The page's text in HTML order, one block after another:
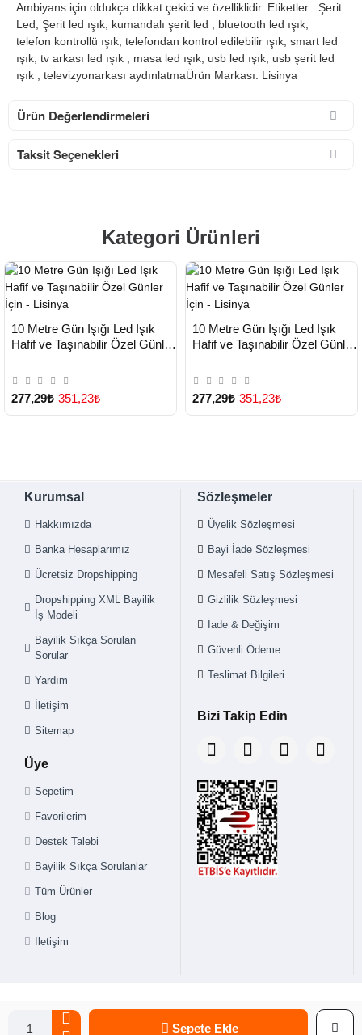
Sepete Ekle
Ambiyans için oldukça dikkat çekici ve özelliklidir. Etiketler : Şerit
Led, Şerit led ışık, kumandalı şerit led , bluetooth led ışık,
telefon kontrollü ışık, telefondan kontrol edilebilir ışık, smart led
ışık, tv arkası led ışık , masa led ışık, usb led ışık, usb şerit led
ışık , televizyonarkası aydınlatmaÜrün Markası: Lisinya
Ürün Değerlendirmeleri
Taksit Seçenekleri
Kategori Ürünleri
TESLİMAT
10 Metre Gün Işığı Led Işık
Hafif ve Taşınabilir Özel Günler
277,29₺ 351,23₺
TESLİMAT
10 Metre Gün Işığı Led Işık
Hafif ve Taşınabilir Özel Günler
277,29₺ 351,23₺
Kurumsal
Hakkımızda
Banka Hesaplarımız
Ücretsiz Dropshipping
Dropshipping XML Bayilik
İş Modeli
Bayilik Sıkça Sorulan
Sorular
Yardım
İletişim
Sitemap
Üye
Sepetim
Favorilerim
Destek Talebi
Bayilik Sıkça Sorulanlar
Tüm Ürünler
Blog
İletişim
Sözleşmeler
Üyelik Sözleşmesi
Bayi İade Sözleşmesi
Mesafeli Satış Sözleşmesi
Gizlilik Sözleşmesi
İade & Değişim
Güvenli Ödeme
Teslimat Bilgileri
Bizi Takip Edin